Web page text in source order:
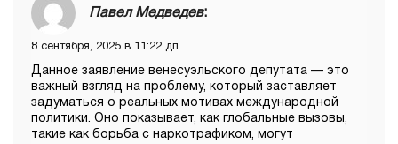
Павел Медведев:
8 сентября, 2025 в 11:22 дп
Данное заявление венесуэльского депутата — это
важный взгляд на проблему, который заставляет
задуматься о реальных мотивах международной
политики. Оно показывает, как глобальные вызовы,
такие как борьба с наркотрафиком, могут